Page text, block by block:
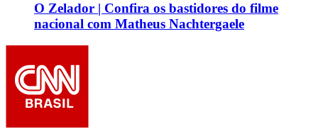
O Zelador | Confira os bastidores do filme
nacional com Matheus Nachtergaele